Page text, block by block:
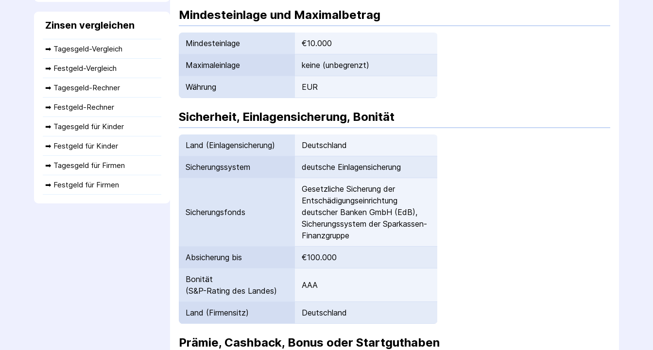
Zinsen vergleichen
➡ Tagesgeld-Vergleich
➡ Festgeld-Vergleich
➡ Tagesgeld-Rechner
➡ Festgeld-Rechner
➡ Tagesgeld für Kinder
➡ Festgeld für Kinder
➡ Tagesgeld für Firmen
➡ Festgeld für Firmen
Mindesteinlage und Maximalbetrag
Mindesteinlage €10.000
Maximaleinlage keine (unbegrenzt)
Währung EUR
Sicherheit, Einlagensicherung, Bonität
Land (Einlagen­sicherung) Deutschland
Sicherungs­system deutsche Einlagen­sicherung
Sicherungs­fonds
Gesetzliche Sicherung der
Entschädigungs­einrichtung
deutscher Banken GmbH (EdB),
Sicherungssystem der Sparkassen-
Finanzgruppe
Absicherung bis €100.000
Bonität
(S&P-Rating des Landes)
AAA
Land (Firmensitz) Deutschland
Prämie, Cashback, Bonus oder Startguthaben